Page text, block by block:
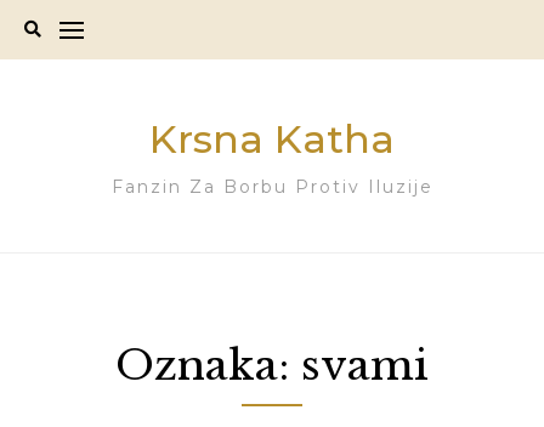
Krsna Katha
Fanzin Za Borbu Protiv Iluzije
Oznaka: svami